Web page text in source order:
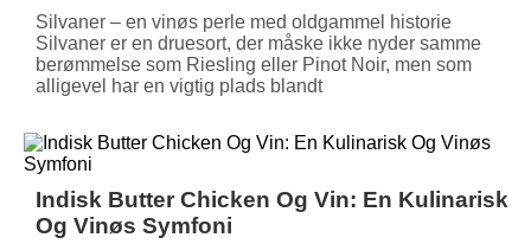
Silvaner – en vinøs perle med oldgammel historie
Silvaner er en druesort, der måske ikke nyder samme
berømmelse som Riesling eller Pinot Noir, men som
alligevel har en vigtig plads blandt
Indisk Butter Chicken Og Vin: En Kulinarisk
Og Vinøs Symfoni